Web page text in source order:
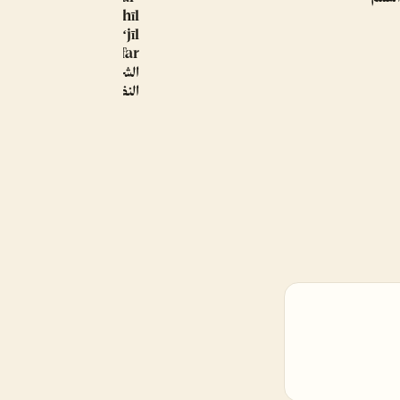
musammá tasʹhīl
al-naẓar wa-taʻjīl
الشرعية المسمى تسهيل
النظر وتعجيل الظفر